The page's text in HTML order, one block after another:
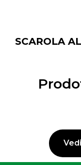
SCAROLA